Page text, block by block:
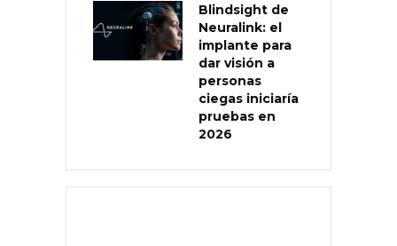
Blindsight de
Neuralink: el
implante para
dar visión a
personas
ciegas iniciaría
pruebas en
2026